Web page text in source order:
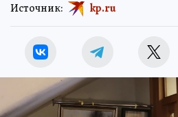
Источник: kp.ru